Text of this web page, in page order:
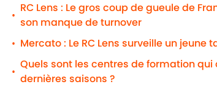
•
RC Lens : Le gros coup de gueule de
son manque de turnover
• Mercato : Le RC Lens surveille un jeune
•
Quels sont les centres de formation
dernières saisons ?